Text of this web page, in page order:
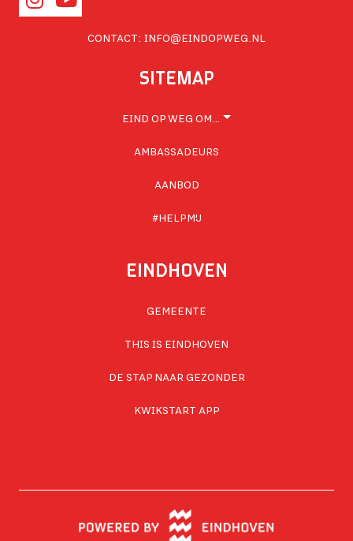
CONTACT: INFO@EINDOPWEG.NL
SITEMAP
EIND OP WEG OM…
AMBASSADEURS
AANBOD
#HELPMIJ
EINDHOVEN
GEMEENTE
THIS IS EINDHOVEN
DE STAP NAAR GEZONDER
KWIKSTART APP